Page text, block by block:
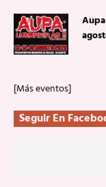
[Más eventos]
Seguir En